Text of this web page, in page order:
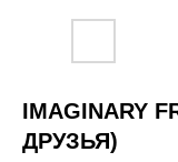
IMAGINARY
ДРУЗЬЯ)